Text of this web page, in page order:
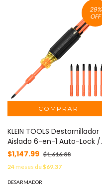
29%
OFF
KLEIN TOOLS Destornillador
Aislado 6-en-1 Auto-Lock /
Aislado 1000V CAT III /
Almohadilla de agarre /
Almacenamiento de brocas
integrado / Bits Philips #1 #2
$1,147.99 $1,616.88
24meses de$69.37
DESARMADOR